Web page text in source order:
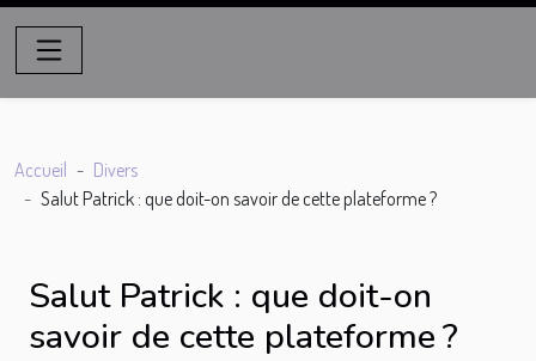
Accueil
Divers
Salut Patrick : que doit-on savoir de cette plateforme ?
Salut Patrick : que doit-on
savoir de cette plateforme ?